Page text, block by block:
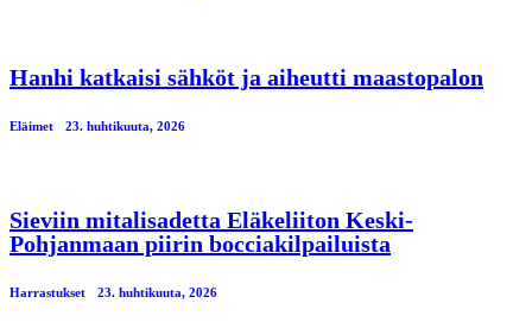
Hanhi katkaisi sähköt ja aiheutti maastopalon
Eläimet 23. huhtikuuta, 2026
Sieviin mitalisadetta Eläkeliiton Keski-
Pohjanmaan piirin bocciakilpailuista
Harrastukset 23. huhtikuuta, 2026